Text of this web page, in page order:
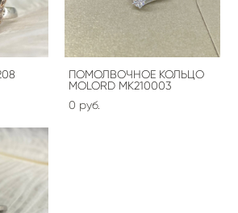
ПОМОЛВОЧНОЕ КОЛЬЦО
MOLORD МК210003
0 pуб.